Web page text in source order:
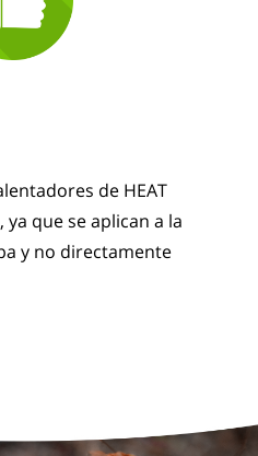
de HEAT
que se aplican a la
y no directamente